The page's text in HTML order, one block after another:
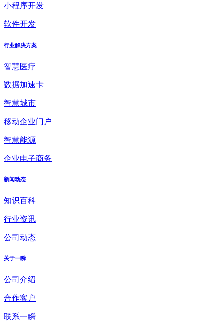
小程序开发
软件开发
行业解决方案
智慧医疗
数据加速卡
智慧城市
移动企业门户
智慧能源
企业电子商务
新闻动态
知识百科
行业资讯
公司动态
关于一瞬
公司介绍
合作客户
联系一瞬